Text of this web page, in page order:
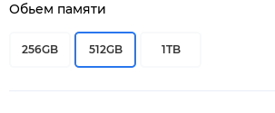
Обьем памяти
256GB 512GB 1TB